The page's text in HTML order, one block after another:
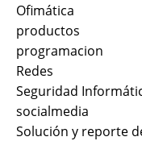
Ofimática
productos
programacion
Redes
Seguridad
socialmedia
Solución y reporte